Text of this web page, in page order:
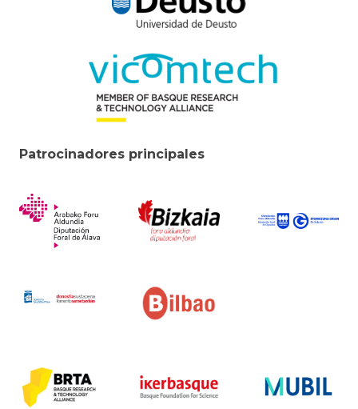
Patrocinadores principales